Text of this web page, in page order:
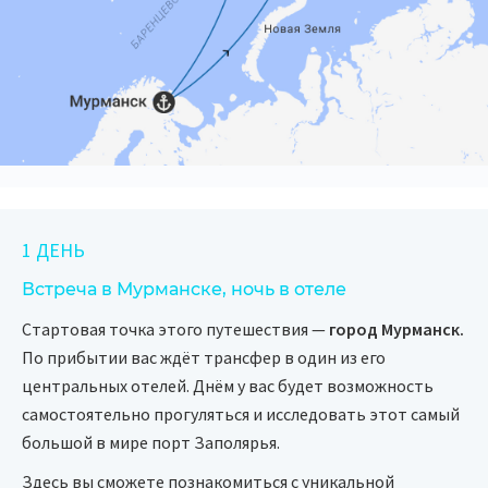
1 ДЕНЬ
Встреча в Мурманске, ночь в отеле
Стартовая точка этого путешествия — город Мурманск.
По прибытии вас ждёт трансфер в один из его
центральных отелей. Днём у вас будет возможность
самостоятельно прогуляться и исследовать этот самый
большой в мире порт Заполярья.
Здесь вы сможете познакомиться с уникальной